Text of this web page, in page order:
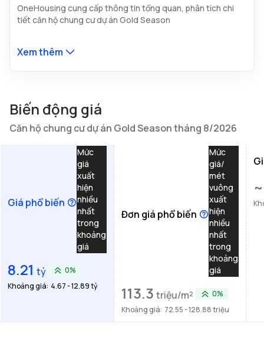
OneHousing cung cấp thông tin tổng quan, phân tích chi
tiết căn hộ chung cư dự án Gold Season
Xem thêm
Biến động giá
Căn hộ chung cư dự án Gold Season tháng 8/2026
Giá phổ biến
Mức
giá
xuất
hiện
nhiều
nhất
trong
khoảng
giá
8.21 tỷ
0%
Khoảng giá: 4.67 - 12.89 tỷ
Đơn giá phổ biến
Mức
giá/
mét
vuông
xuất
hiện
nhiều
nhất
trong
khoảng
giá
113.3 triệu/m²
0%
Khoảng giá: 72.55 - 128.88 triệu
~